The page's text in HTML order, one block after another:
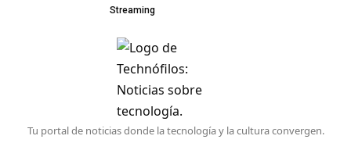
Streaming
Tu portal de noticias donde la tecnología y la cultura convergen.